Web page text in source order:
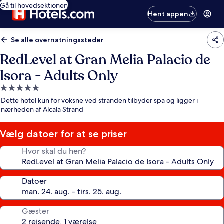
Gå til hovedsektionen
Hent appen
Se alle overnatningssteder
RedLevel at Gran Melia Palacio de
Isora - Adults Only
5.0-
stjernet
overnatningssted
Dette hotel kun for voksne ved stranden tilbyder spa og ligger i
nærheden af Alcala Strand
Vælg datoer for at se priser
Hvor skal du hen?
Datoer
Gæster